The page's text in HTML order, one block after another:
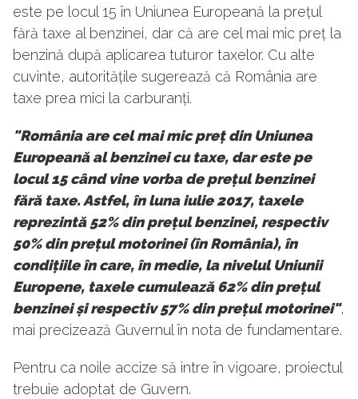
este pe locul 15 în Uniunea Europeană la prețul
fără taxe al benzinei, dar că are cel mai mic preț la
benzină după aplicarea tuturor taxelor. Cu alte
cuvinte, autoritățile sugerează că România are
taxe prea mici la carburanți.
"România are cel mai mic preț din Uniunea
Europeană al benzinei cu taxe, dar este pe
locul 15 când vine vorba de prețul benzinei
fără taxe. Astfel, în luna iulie 2017, taxele
reprezintă 52% din prețul benzinei, respectiv
50% din prețul motorinei (în România), în
condițiile în care, în medie, la nivelul Uniunii
Europene, taxele cumulează 62% din prețul
benzinei și respectiv 57% din prețul motorinei",
mai precizează Guvernul în nota de fundamentare.
Pentru ca noile accize să intre în vigoare, proiectul
trebuie adoptat de Guvern.